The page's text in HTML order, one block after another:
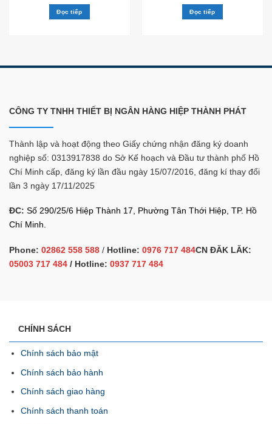
Đọc tiếp Đọc tiếp
CÔNG TY TNHH THIẾT BỊ NGÂN HÀNG HIỆP THÀNH PHÁT
Thành lập và hoạt động theo Giấy chứng nhận đăng ký doanh
nghiệp số: 0313917838 do Sở Kế hoạch và Đầu tư thành phố Hồ
Chí Minh cấp, đăng ký lần đầu ngày 15/07/2016, đăng kí thay đổi
lần 3 ngày 17/11/2025
ĐC: Số 290/25/6 Hiệp Thành 17, Phường Tân Thới Hiệp, TP. Hồ
Chí Minh.
Phone: 02862 558 588 / Hotline: 0976 717 484CN ĐĂK LĂK:
05003 717 484 / Hotline: 0937 717 484
CHÍNH SÁCH
Chính sách bảo mật
Chính sách bảo hành
Chính sách giao hàng
Chính sách thanh toán